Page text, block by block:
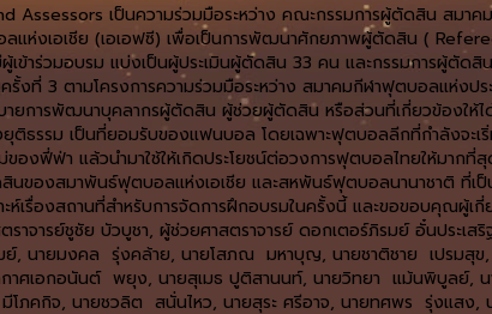
Assessors เป็นความร่วมมือระหว่าง คณะกรรมการผู้ตัดสิน สมา
งเอเชีย (เอเอฟซี) เพื่อเป็นการพัฒนาศักยภาพผู้ตัดสิน (
เข้าร่วมอบรม แบ่งเป็นผู้ประเมินผู้ตัดสิน 33 คน และกรรมการผู้ตัด
ที่ 3 ตามโครงการความร่วมมือระหว่าง สมาคมกีฬาฟุตบอลแห่งป
การพัฒนาบุคลากรผู้ตัดสิน ผู้ช่วยผู้ตัดสิน หรือส่วนที่เกี่ยวข้องให้ไ
รรม เป็นที่ยอมรับของแฟนบอล โดยเฉพาะฟุตบอลลีกที่กำลังจะเ
ของฟี่ฟ่า แล้วนำมาใช้ให้เกิดประโยชน์ต่อวงการฟุตบอลไทยให้มากที่สุ
องสมาพันธ์ฟุตบอลแห่งเอเชีย และสหพันธ์ฟุตบอลนานาชาติ ที่เป็น
เรื่องสถานที่สำหรับการจัดการฝึกอบรมในครั้งนี้ และขอขอบคุณผู้เกี่
จารย์ชูชัย บัวบูชา, ผู้ช่วยศาสตราจารย์ ดอกเตอร์ภิรมย์ อั๋นประเส
, นายมงคล รุ่งคล้าย, นายโสภณ มหาบุญ, นายชาติชาย เปรมสุ
าศเอกอนันต์ พยุง, นายสุเมธ ปูติสานนท์, นายวิทยา แม้นพิบูลย์
ภคกิจ, นายชวลิต สนั่นไหว, นายสุระ ศรีอาจ, นายทศพร รุ่งแส